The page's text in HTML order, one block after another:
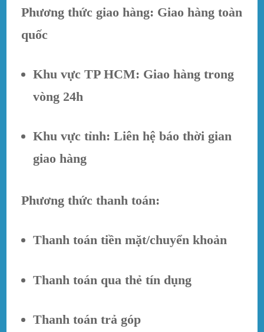
Phương thức giao hàng: Giao hàng toàn
quốc
Khu vực TP HCM: Giao hàng trong
vòng 24h
Khu vực tỉnh: Liên hệ báo thời gian
giao hàng
Phương thức thanh toán:
Thanh toán tiền mặt/chuyển khoản
Thanh toán qua thẻ tín dụng
Thanh toán trả góp